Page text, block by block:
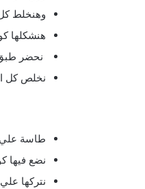
وهنخلط
هنشكلها
نحضر
نخلص كل
طاسة علي النار
نضع فيها
نتركها